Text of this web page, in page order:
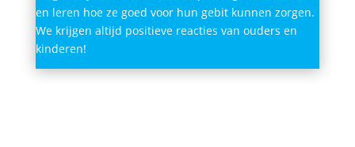
en leren hoe ze goed voor hun gebit kunnen zorgen.
We krijgen altijd positieve reacties van ouders en
kinderen!